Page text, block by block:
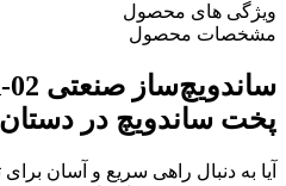
ویژگی های محصول
مشخصات محصول
پخت ساندویچ در
آیا به دنبال راهی سریع و آسان